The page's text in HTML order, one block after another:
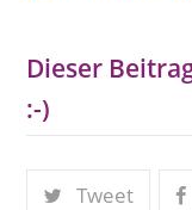
Dieser
:-)
Tweet